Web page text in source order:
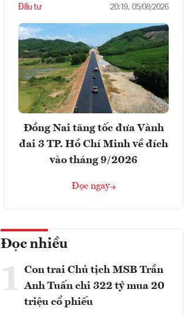
Đầu tư 20:19, 05/08/2026
Đồng Nai tăng tốc đưa Vành
đai 3 TP. Hồ Chí Minh về đích
vào tháng 9/2026
Đọc ngay
Đọc nhiều
1 Con trai Chủ tịch MSB Trần
Anh Tuấn chi 322 tỷ mua 20
triệu cổ phiếu